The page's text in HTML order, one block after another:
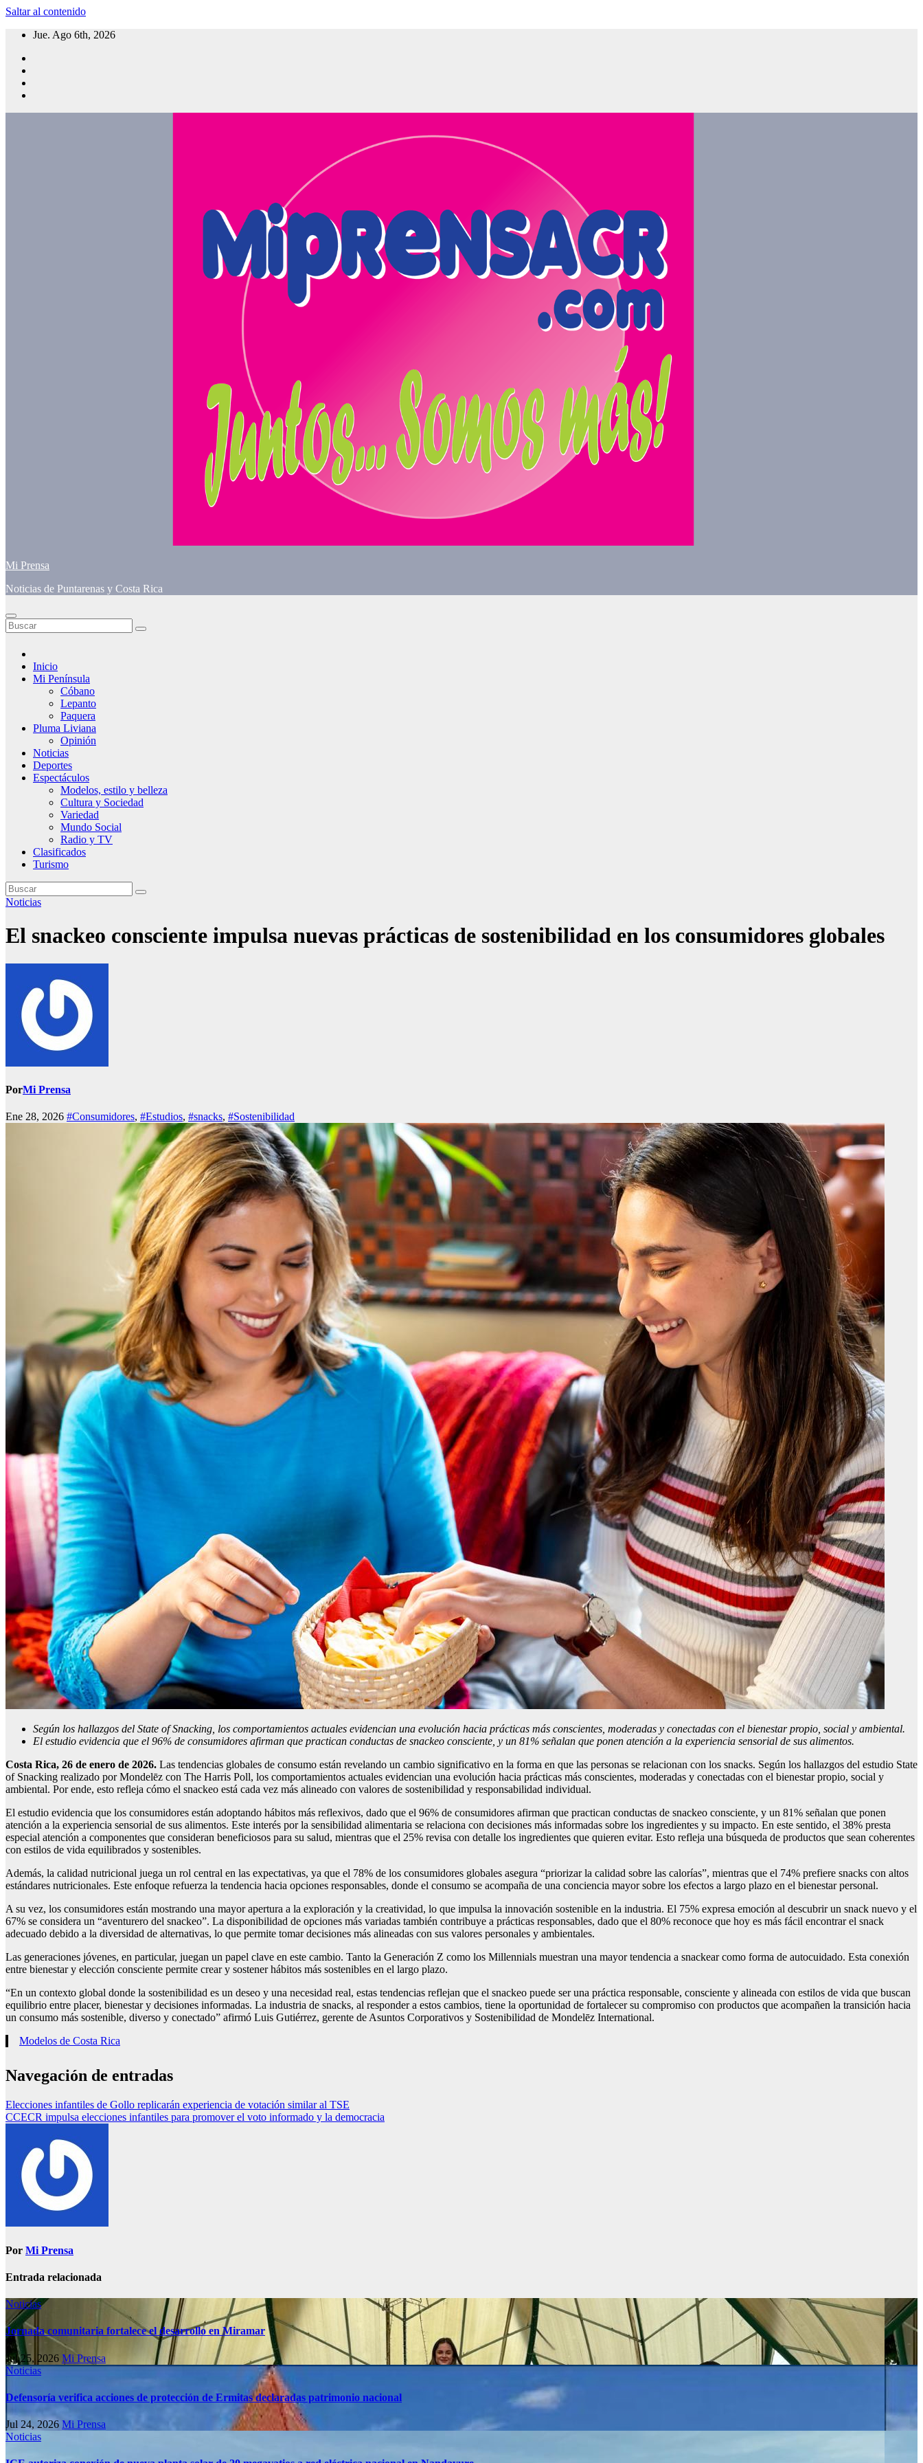
Saltar al contenido
Jue. Ago 6th, 2026
Mi Prensa
Noticias de Puntarenas y Costa Rica
Inicio
Mi Península
Cóbano
Lepanto
Paquera
Pluma Liviana
Opinión
Noticias
Deportes
Espectáculos
Modelos, estilo y belleza
Cultura y Sociedad
Variedad
Mundo Social
Radio y TV
Clasificados
Turismo
Noticias
El snackeo consciente impulsa nuevas prácticas de sostenibilidad en los consumidores globales
PorMi Prensa
Ene 28, 2026 #Consumidores, #Estudios, #snacks, #Sostenibilidad
Según los hallazgos del State of Snacking, los comportamientos actuales evidencian una evolución hacia prácticas más conscientes, moderadas y conectadas con el bienestar propio, social y ambiental.
El estudio evidencia que el 96% de consumidores afirman que practican conductas de snackeo consciente, y un 81% señalan que ponen atención a la experiencia sensorial de sus alimentos.
Costa Rica, 26 de enero de 2026. Las tendencias globales de consumo están revelando un cambio significativo en la forma en que las personas se relacionan con los snacks. Según los hallazgos del estudio State
of Snacking realizado por Mondelēz con The Harris Poll, los comportamientos actuales evidencian una evolución hacia prácticas más conscientes, moderadas y conectadas con el bienestar propio, social y
ambiental. Por ende, esto refleja cómo el snackeo está cada vez más alineado con valores de sostenibilidad y responsabilidad individual.
El estudio evidencia que los consumidores están adoptando hábitos más reflexivos, dado que el 96% de consumidores afirman que practican conductas de snackeo consciente, y un 81% señalan que ponen
atención a la experiencia sensorial de sus alimentos. Este interés por la sensibilidad alimentaria se relaciona con decisiones más informadas sobre los ingredientes y su impacto. En este sentido, el 38% presta
especial atención a componentes que consideran beneficiosos para su salud, mientras que el 25% revisa con detalle los ingredientes que quieren evitar. Esto refleja una búsqueda de productos que sean coherentes
con estilos de vida equilibrados y sostenibles.
Además, la calidad nutricional juega un rol central en las expectativas, ya que el 78% de los consumidores globales asegura “priorizar la calidad sobre las calorías”, mientras que el 74% prefiere snacks con altos
estándares nutricionales. Este enfoque refuerza la tendencia hacia opciones responsables, donde el consumo se acompaña de una conciencia mayor sobre los efectos a largo plazo en el bienestar personal.
A su vez, los consumidores están mostrando una mayor apertura a la exploración y la creatividad, lo que impulsa la innovación sostenible en la industria. El 75% expresa emoción al descubrir un snack nuevo y el
67% se considera un “aventurero del snackeo”. La disponibilidad de opciones más variadas también contribuye a prácticas responsables, dado que el 80% reconoce que hoy es más fácil encontrar el snack
adecuado debido a la diversidad de alternativas, lo que permite tomar decisiones más alineadas con sus valores personales y ambientales.
Las generaciones jóvenes, en particular, juegan un papel clave en este cambio. Tanto la Generación Z como los Millennials muestran una mayor tendencia a snackear como forma de autocuidado. Esta conexión
entre bienestar y elección consciente permite crear y sostener hábitos más sostenibles en el largo plazo.
“En un contexto global donde la sostenibilidad es un deseo y una necesidad real, estas tendencias reflejan que el snackeo puede ser una práctica responsable, consciente y alineada con estilos de vida que buscan
equilibrio entre placer, bienestar y decisiones informadas. La industria de snacks, al responder a estos cambios, tiene la oportunidad de fortalecer su compromiso con productos que acompañen la transición hacia
un consumo más sostenible, diverso y conectado” afirmó Luis Gutiérrez, gerente de Asuntos Corporativos y Sostenibilidad de Mondelēz International.
Modelos de Costa Rica
Navegación de entradas
Elecciones infantiles de Gollo replicarán experiencia de votación similar al TSE
CCECR impulsa elecciones infantiles para promover el voto informado y la democracia
Por Mi Prensa
Entrada relacionada
Noticias
Jornada comunitaria fortalece el desarrollo en Miramar
Jul 25, 2026 Mi Prensa
Noticias
Defensoría verifica acciones de protección de Ermitas declaradas patrimonio nacional
Jul 24, 2026 Mi Prensa
Noticias